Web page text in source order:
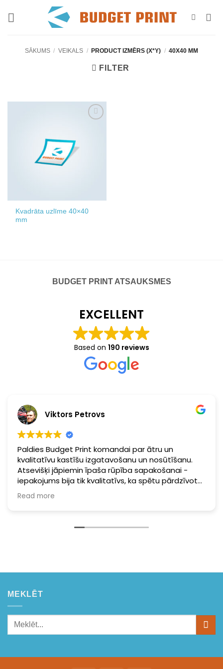
SĀKUMS / VEIKALS / PRODUCT IZMĒRS (X*Y) / 40X40 MM
FILTER
Kvadrāta uzlīme 40×40
mm
BUDGET PRINT ATSAUKSMES
EXCELLENT
Based on 190 reviews
Viktors Petrovs
Paldies Budget Print komandai par ātru un
kvalitatīvu kastīšu izgatavošanu un nosūtīšanu.
Atsevišķi jāpiemin īpaša rūpība sapakošanai -
iepakojums bija tik kvalitatīvs, ka spētu pārdzīvot
pat taifūnu. Noteikti sūtīšu vēl viskaut ko.
Read more
MEKLĒT